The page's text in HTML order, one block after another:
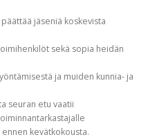
jäseniä koskevista
sekä sopia heidän
ja muiden kunnia- ja
seuran etu vaatii
kevätkokousta.